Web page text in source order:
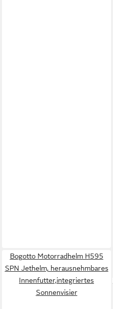
Bogotto Motorradhelm H595
SPN Jethelm, herausnehmbares
Innenfutter,integriertes
Sonnenvisier